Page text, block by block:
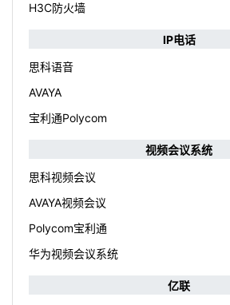
H3C防火墙
IP电话
思科语音
AVAYA
宝利通Polycom
视频会议系统
思科视频会议
AVAYA视频会议
Polycom宝利通
华为视频会议系统
亿联